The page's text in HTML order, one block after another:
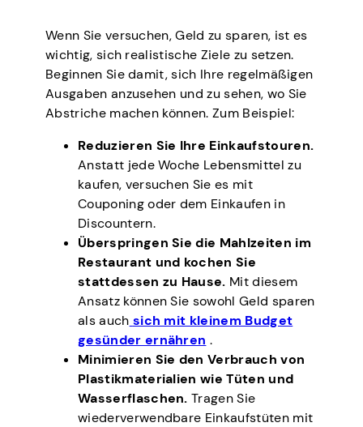
Wenn Sie versuchen, Geld zu sparen, ist es
wichtig, sich realistische Ziele zu setzen.
Beginnen Sie damit, sich Ihre regelmäßigen
Ausgaben anzusehen und zu sehen, wo Sie
Abstriche machen können. Zum Beispiel:
Reduzieren Sie Ihre Einkaufstouren.
Anstatt jede Woche Lebensmittel zu
kaufen, versuchen Sie es mit
Couponing oder dem Einkaufen in
Discountern.
Überspringen Sie die Mahlzeiten im
Restaurant und kochen Sie
stattdessen zu Hause. Mit diesem
Ansatz können Sie sowohl Geld sparen
als auch sich mit kleinem Budget
gesünder ernähren .
Minimieren Sie den Verbrauch von
Plastikmaterialien wie Tüten und
Wasserflaschen. Tragen Sie
wiederverwendbare Einkaufstüten mit